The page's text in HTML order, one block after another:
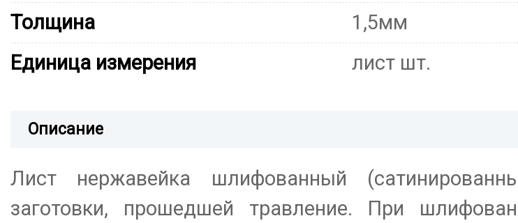
Толщина
1,5мм
Единица измерения
лист шт.
Описание
Лист нержавейка шлифованный
заготовки, прошедшей травление. При